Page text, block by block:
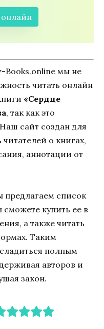
Books.online мы не
читать онлайн
«Сердце
, так как это
сайт создан для
о книгах,
аннотации от
предлагаем список
купить ее в
а также читать
Таким
полным
авторов и
закон.